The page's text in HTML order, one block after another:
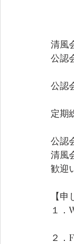
清風
公認
公認
定期
公認
清風
歓迎
【
１．
２．